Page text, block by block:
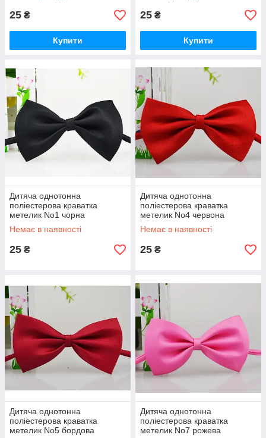
25 ₴
Купити
25 ₴
Купити
Дитяча однотонна
поліестерова краватка
метелик No1 чорна
Немає в наявності
25 ₴
Дитяча однотонна
поліестерова краватка
метелик No4 червона
Немає в наявності
25 ₴
Дитяча однотонна
поліестерова краватка
метелик No5 бордова
Дитяча однотонна
поліестерова краватка
метелик No7 рожева